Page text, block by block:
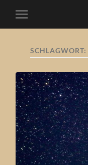
Mobile-
Menü
SCHLAGWORT: